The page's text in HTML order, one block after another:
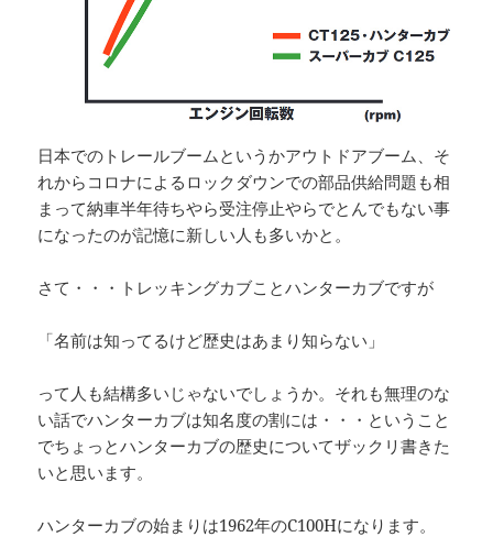
日本でのトレールブームというかアウトドアブーム、そ
れからコロナによるロックダウンでの部品供給問題も相
まって納車半年待ちやら受注停止やらでとんでもない事
になったのが記憶に新しい人も多いかと。
さて・・・トレッキングカブことハンターカブですが
「名前は知ってるけど歴史はあまり知らない」
って人も結構多いじゃないでしょうか。それも無理のな
い話でハンターカブは知名度の割には・・・ということ
でちょっとハンターカブの歴史についてザックリ書きた
いと思います。
ハンターカブの始まりは1962年のC100Hになります。